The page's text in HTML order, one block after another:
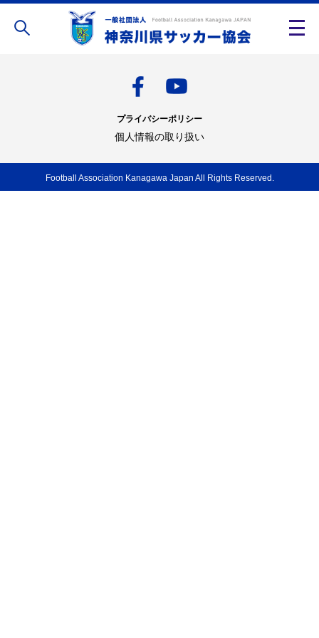
プライバシーポリシー
個人情報の取り扱い
Football Association Kanagawa Japan All Rights Reserved.